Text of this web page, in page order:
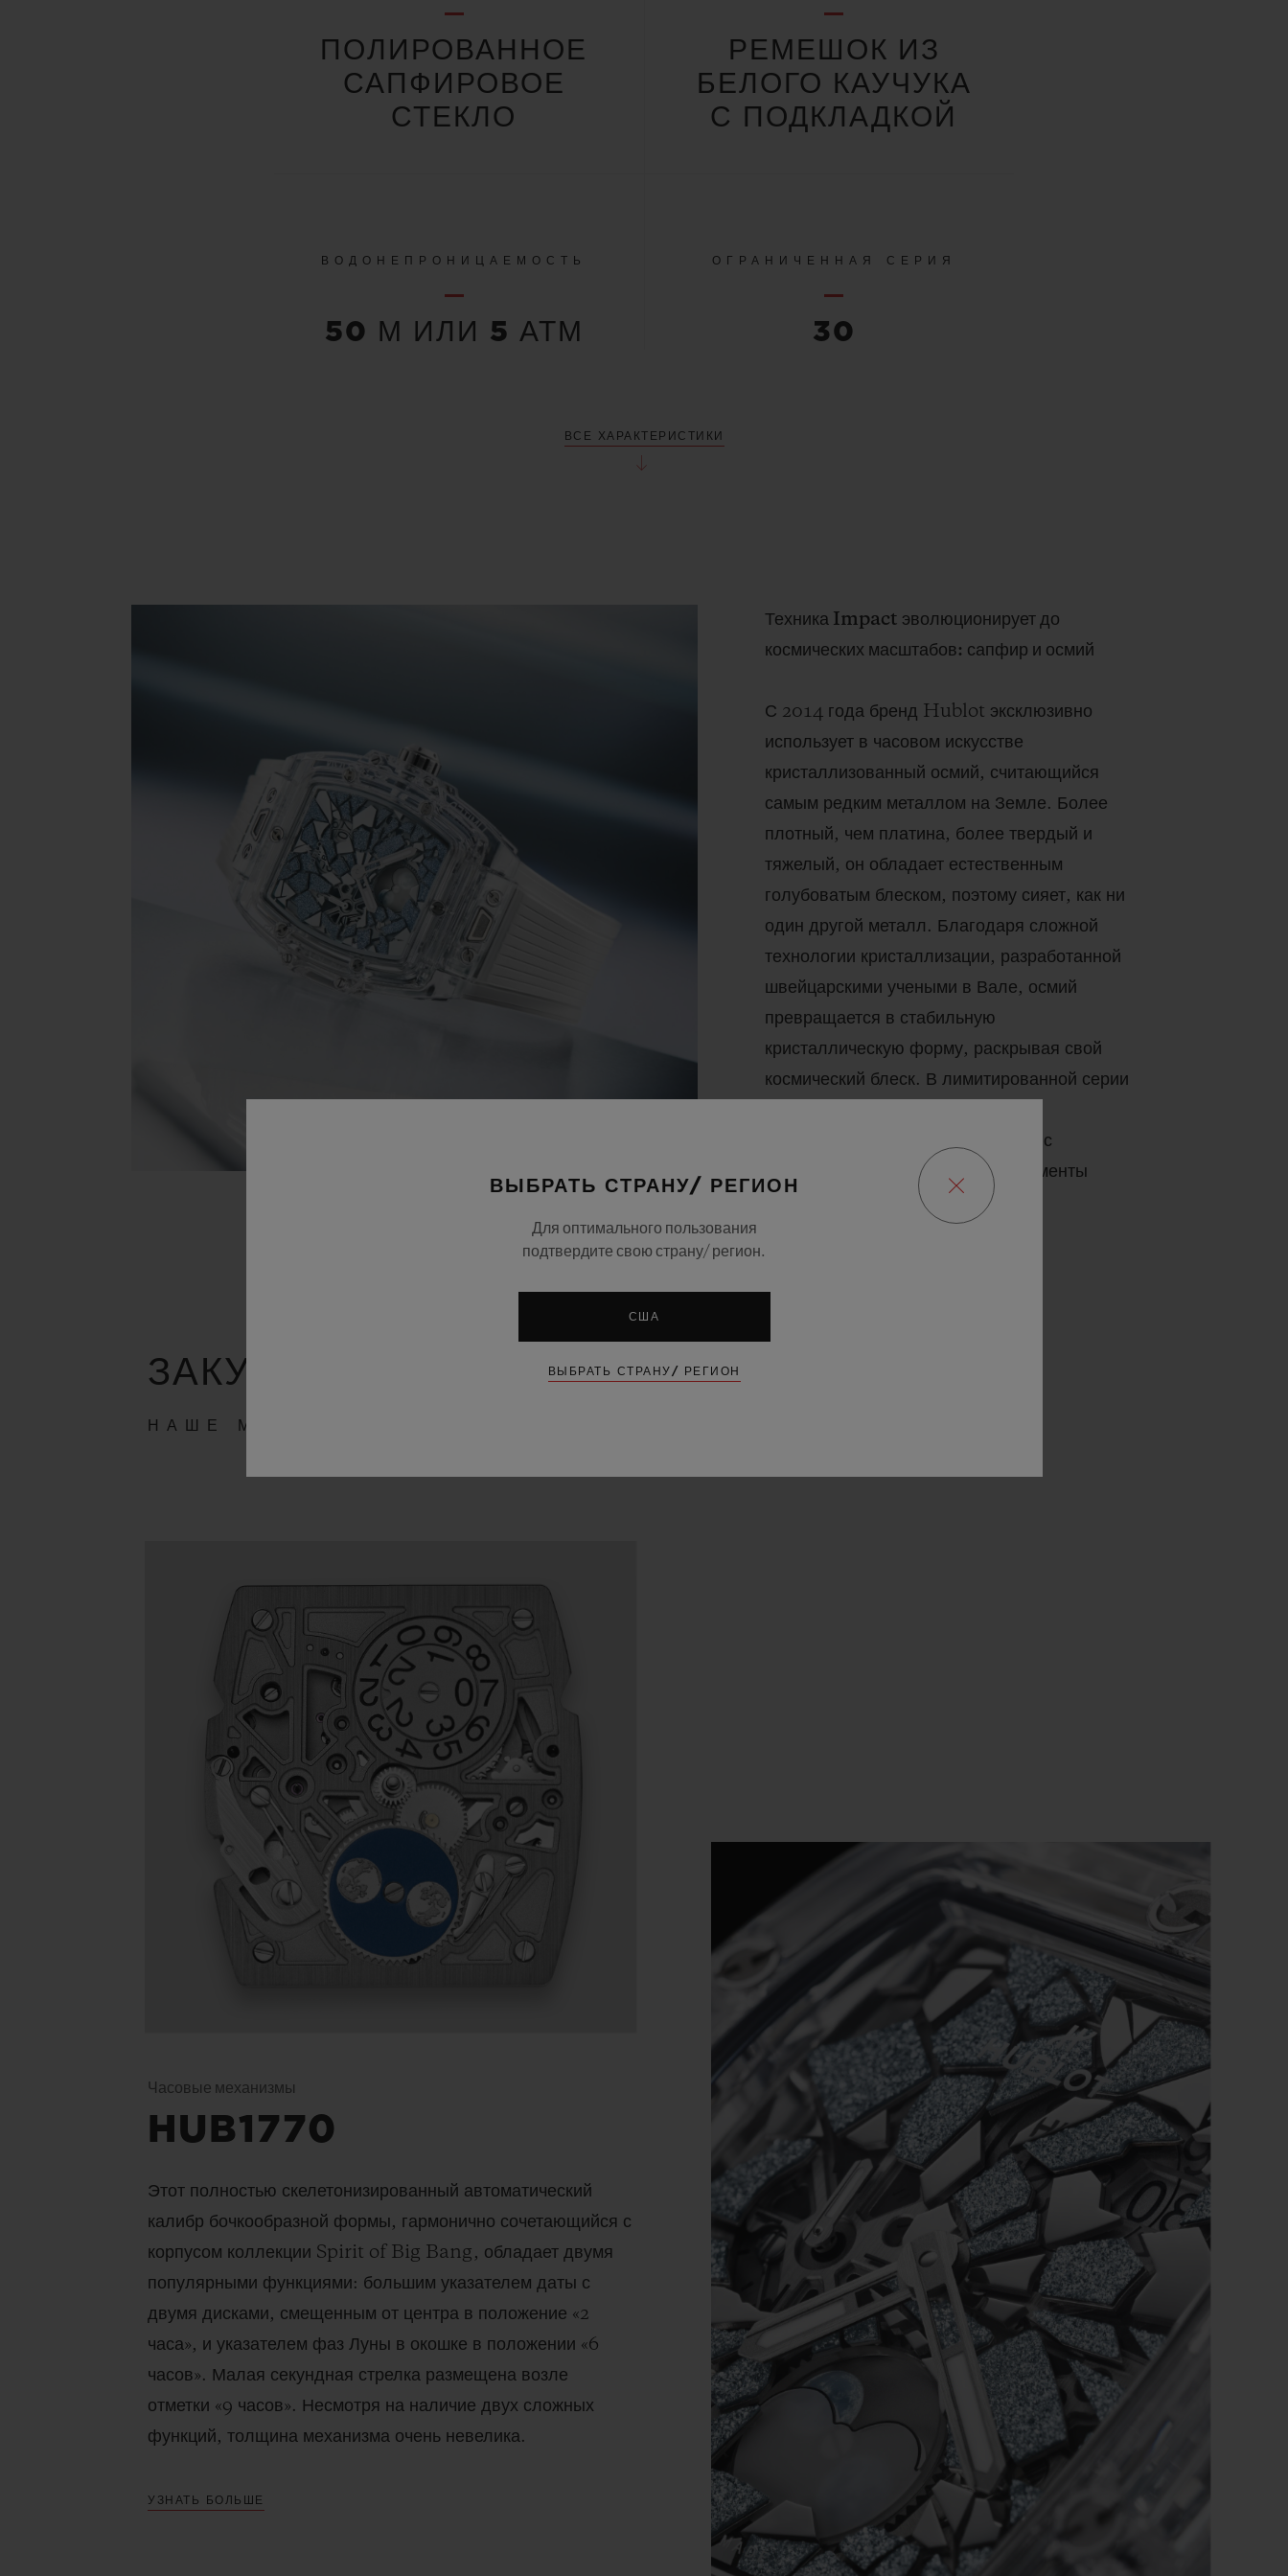
ПОЛИРОВАННОЕ
САПФИРОВОЕ
СТЕКЛО
РЕМЕШОК ИЗ
БЕЛОГО КАУЧУКА
С ПОДКЛАДКОЙ
ВОДОНЕПРОНИЦАЕМОСТЬ
50 М ИЛИ 5 АТМ
ОГРАНИЧЕННАЯ СЕРИЯ
30
ВСЕ ХАРАКТЕРИСТИКИ
Техника Impact эволюционирует до
космических масштабов: сапфир и осмий
С 2014 года бренд Hublot эксклюзивно
использует в часовом искусстве
кристаллизованный осмий, считающийся
самым редким металлом на Земле. Более
плотный, чем платина, более твердый и
тяжелый, он обладает естественным
голубоватым блеском, поэтому сияет, как ни
один другой металл. Благодаря сложной
технологии кристаллизации, разработанной
швейцарскими учеными в Вале, осмий
превращается в стабильную
кристаллическую форму, раскрывая свой
космический блеск. В лимитированной серии
чередуются накладные элементы с
родированным покрытием и фрагменты
ЗАКУЛИСЬЕ
НАШЕ МАСТЕРСТВО
Часовые механизмы
HUB1770
Этот полностью скелетонизированный автоматический
калибр бочкообразной формы, гармонично сочетающийся с
корпусом коллекции Spirit of Big Bang, обладает двумя
популярными функциями: большим указателем даты с
двумя дисками, смещенным от центра в положение «2
часа», и указателем фаз Луны в окошке в положении «6
часов». Малая секундная стрелка размещена возле
отметки «9 часов». Несмотря на наличие двух сложных
функций, толщина механизма очень невелика.
УЗНАТЬ БОЛЬШЕ
ВЫБРАТЬ СТРАНУ/ РЕГИОН
Для оптимального пользования
подтвердите свою страну/ регион.
США
ВЫБРАТЬ СТРАНУ/ РЕГИОН